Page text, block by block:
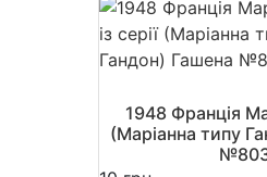
1948 Франція
(Маріанна типу